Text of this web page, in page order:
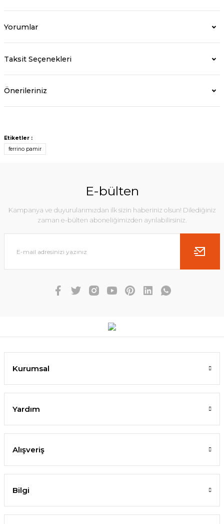
Yorumlar
Taksit Seçenekleri
Önerileriniz
Etiketler :
ferrino pamir
E-bülten
Kampanya ve duyurularımızdan ilk sizin haberiniz olsun! Dilediğiniz
zaman e-bülten aboneliğimizden ayrılabilirsiniz.
Kurumsal
Yardım
Alışveriş
Bilgi